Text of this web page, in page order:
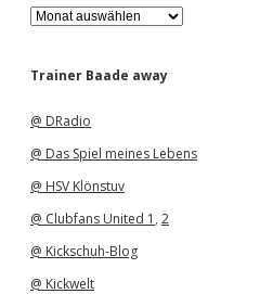
A
r
h
Trainer Baade away
@ DRadio
@ Das Spiel meines Lebens
@ HSV Klönstuv
@ Clubfans United 1 , 2
@ Kickschuh-Blog
@ Kickwelt